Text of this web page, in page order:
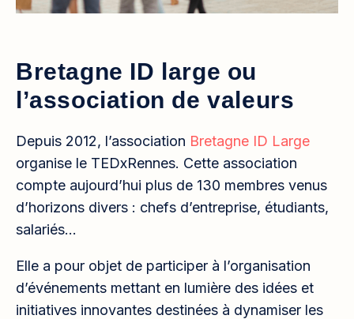
Bretagne ID large ou
l’association de valeurs
Depuis 2012, l’association Bretagne ID Large
organise le TEDxRennes. Cette association
compte aujourd’hui plus de 130 membres venus
d’horizons divers : chefs d’entreprise, étudiants,
salariés…
Elle a pour objet de participer à l’organisation
d’événements mettant en lumière des idées et
initiatives innovantes destinées à dynamiser les